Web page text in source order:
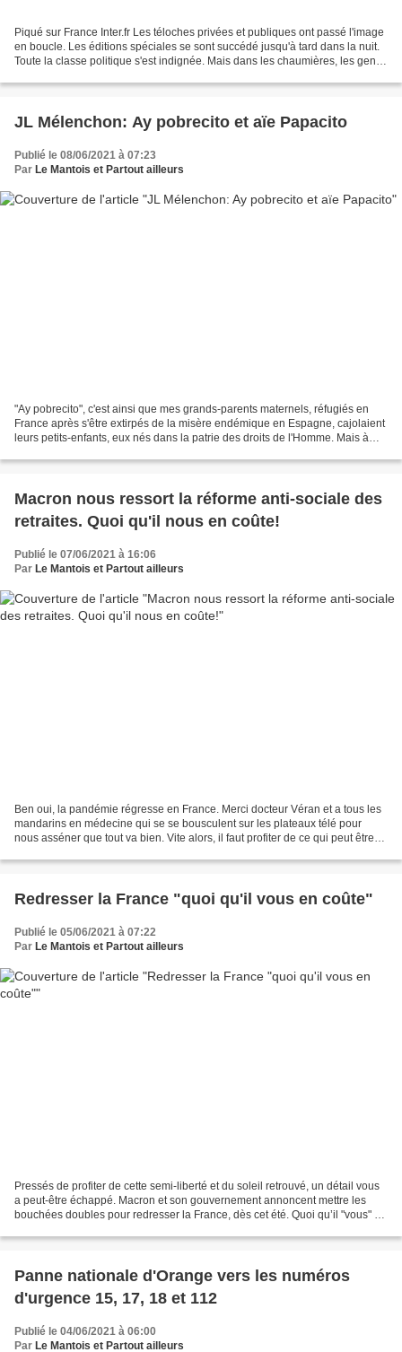
Piqué sur France Inter.fr Les téloches privées et publiques ont passé l'image
en boucle. Les éditions spéciales se sont succédé jusqu'à tard dans la nuit.
Toute la classe politique s'est indignée. Mais dans les chaumières, les gens
JL Mélenchon: Ay pobrecito et aïe Papacito
Publié le 08/06/2021 à 07:23
Par Le Mantois et Partout ailleurs
"Ay pobrecito", c'est ainsi que mes grands-parents maternels, réfugiés en
France après s'être extirpés de la misère endémique en Espagne, cajolaient
leurs petits-enfants, eux nés dans la patrie des droits de l'Homme. Mais à
Macron nous ressort la réforme anti-sociale des
retraites. Quoi qu'il nous en coûte!
Publié le 07/06/2021 à 16:06
Par Le Mantois et Partout ailleurs
Ben oui, la pandémie régresse en France. Merci docteur Véran et a tous les
mandarins en médecine qui se se bousculent sur les plateaux télé pour
nous asséner que tout va bien. Vite alors, il faut profiter de ce qui peut être
Redresser la France "quoi qu'il vous en coûte"
Publié le 05/06/2021 à 07:22
Par Le Mantois et Partout ailleurs
Pressés de profiter de cette semi-liberté et du soleil retrouvé, un détail vous
a peut-être échappé. Macron et son gouvernement annoncent mettre les
bouchées doubles pour redresser la France, dès cet été. Quoi qu’il "vous" en
Panne nationale d'Orange vers les numéros
d'urgence 15, 17, 18 et 112
Publié le 04/06/2021 à 06:00
Par Le Mantois et Partout ailleurs